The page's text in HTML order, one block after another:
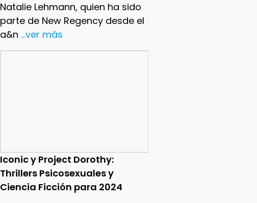
Natalie Lehmann, quien ha sido
parte de New Regency desde el
a&n ...ver más
Iconic y Project Dorothy:
Thrillers Psicosexuales y
Ciencia Ficción para 2024